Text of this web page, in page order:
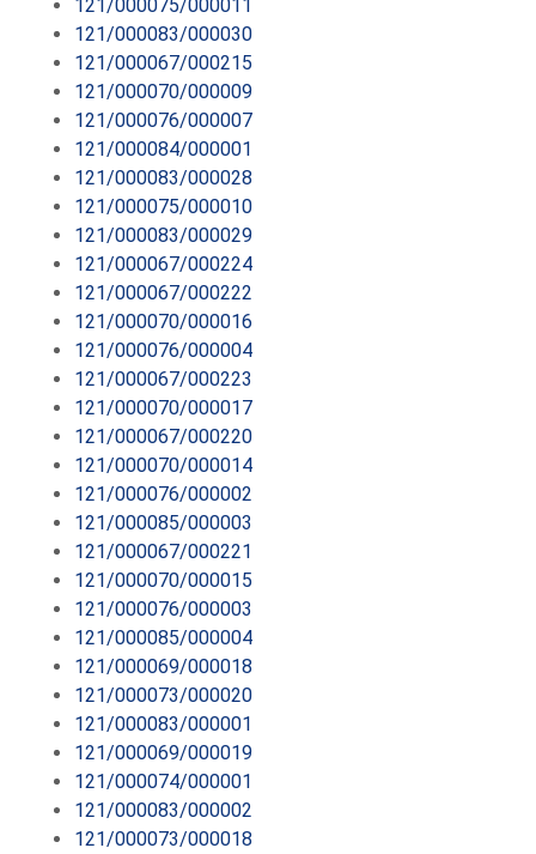
121/000075/000011
121/000083/000030
121/000067/000215
121/000070/000009
121/000076/000007
121/000084/000001
121/000083/000028
121/000075/000010
121/000083/000029
121/000067/000224
121/000067/000222
121/000070/000016
121/000076/000004
121/000067/000223
121/000070/000017
121/000067/000220
121/000070/000014
121/000076/000002
121/000085/000003
121/000067/000221
121/000070/000015
121/000076/000003
121/000085/000004
121/000069/000018
121/000073/000020
121/000083/000001
121/000069/000019
121/000074/000001
121/000083/000002
121/000073/000018